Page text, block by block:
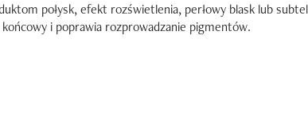
połysk, efekt rozświetlenia, perłowy blask lub
i poprawia rozprowadzanie pigmentów.